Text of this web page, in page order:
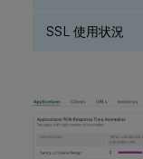
SSL 使用状況